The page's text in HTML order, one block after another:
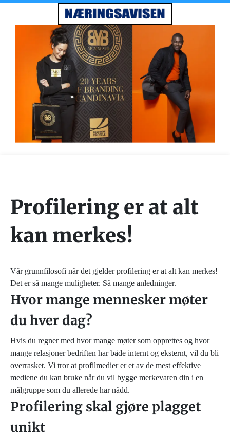
Profilering er at alt
kan merkes!
Vår grunnfilosofi når det gjelder profilering er at alt kan merkes!
Det er så mange muligheter. Så mange anledninger.
Hvor mange mennesker møter
du hver dag?
Hvis du regner med hvor mange møter som opprettes og hvor
mange relasjoner bedriften har både internt og eksternt, vil du bli
overrasket. Vi tror at profilmedier er et av de mest effektive
mediene du kan bruke når du vil bygge merkevaren din i en
målgruppe som du allerede har nådd.
Profilering skal gjøre plagget
unikt